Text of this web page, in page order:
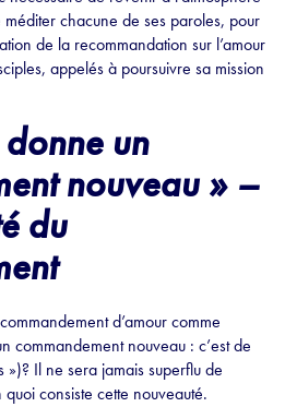
chacune de ses paroles, pour
de la recommandation sur l’amour
appelés à poursuivre sa mission
un
nouveau » –
du
d’amour comme
commandement nouveau : c’est de
»)? Il ne sera jamais superflu de
consiste cette nouveauté.